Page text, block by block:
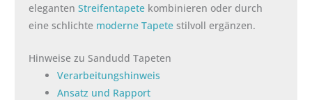
elegantenStreifentapete kombinieren oder durch
eine schlichte moderne Tapete stilvoll ergänzen.
Hinweise zu Sandudd Tapeten
Verarbeitungshinweis
Ansatz und Rapport